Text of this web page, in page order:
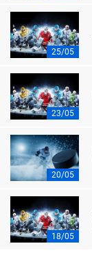
25/05
23/05
20/05
18/05